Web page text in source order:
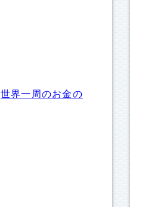
世界一周のお金の